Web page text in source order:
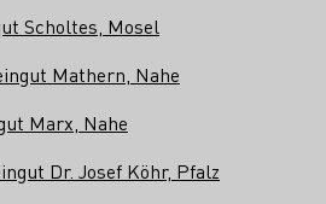
Scholtes, Mosel
Mathern, Nahe
Marx, Nahe
Dr. Josef Köhr, Pfalz